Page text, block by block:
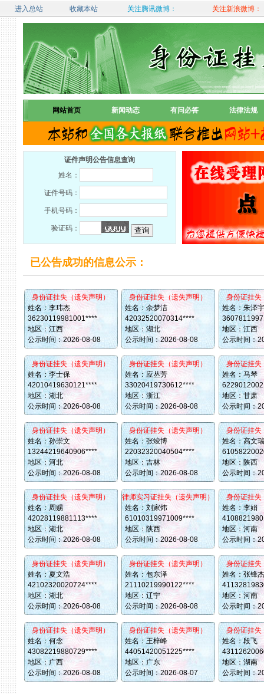
进入总站 收藏本站 关注腾讯微博： 关注新浪微博：
网站首页 新闻动态 有问必答 法律法规
证件声明公告信息查询
姓名：
证件号码：
手机号码：
验证码：
已公告成功的信息公示：
身份证挂失（遗失声明）
姓名：李玮杰
36230119981001****
地区：江西
公示时间：2026-08-08
身份证挂失（遗失声明）
姓名：余梦洁
42032520070314****
地区：湖北
公示时间：2026-08-08
身份证挂失
姓名：朱泽宇
地区：江西
公示时间：
身份证挂失（遗失声明）
姓名：李士保
42010419630121****
地区：湖北
公示时间：2026-08-08
身份证挂失（遗失声明）
姓名：应丛芳
33020419730612****
地区：浙江
公示时间：2026-08-08
身份证挂失
姓名：马琴
地区：甘肃
公示时间：
身份证挂失（遗失声明）
姓名：孙崇文
13244219640906****
地区：河北
公示时间：2026-08-08
身份证挂失（遗失声明）
姓名：张竣博
22032320040504****
地区：吉林
公示时间：2026-08-08
身份证挂失
姓名：高文瑞
地区：陕西
公示时间：
身份证挂失（遗失声明）
姓名：周赐
42028119881113****
地区：湖北
公示时间：2026-08-08
律师实习证挂失（遗失声明）
姓名：刘家炜
61010319971009****
地区：陕西
公示时间：2026-08-08
身份证挂失
姓名：李娟
地区：河南
公示时间：
身份证挂失（遗失声明）
姓名：夏文浩
42102320020724****
地区：湖北
公示时间：2026-08-08
身份证挂失（遗失声明）
姓名：包东泽
21110219990122****
地区：辽宁
公示时间：2026-08-08
身份证挂失
姓名：张锋杰
地区：河南
公示时间：
身份证挂失（遗失声明）
姓名：何念
43082219880729****
地区：广西
公示时间：2026-08-08
身份证挂失（遗失声明）
姓名：王梓峰
44051420051225****
地区：广东
公示时间：2026-08-07
身份证挂失
姓名：段飞
地区：湖南
公示时间：